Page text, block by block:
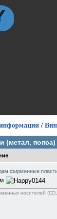
/
(метал, попса)
фирменные
носителей (CD,